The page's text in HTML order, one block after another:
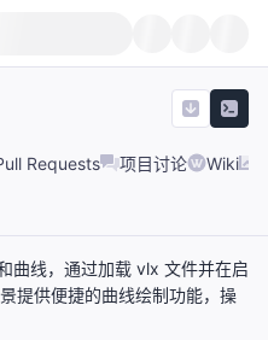
Requests 项目讨论 Wiki
曲线，通过加载 vlx 文件并在启
提供便捷的曲线绘制功能，操